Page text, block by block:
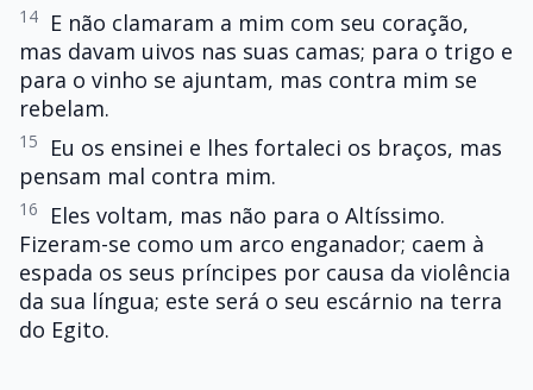
14
E não clamaram a mim com seu coração,
mas davam uivos nas suas camas; para o trigo e
para o vinho se ajuntam, mas contra mim se
rebelam.
15
Eu os ensinei e lhes fortaleci os braços, mas
pensam mal contra mim.
16
Eles voltam, mas não para o Altíssimo.
Fizeram-se como um arco enganador; caem à
espada os seus príncipes por causa da violência
da sua língua; este será o seu escárnio na terra
do Egito.